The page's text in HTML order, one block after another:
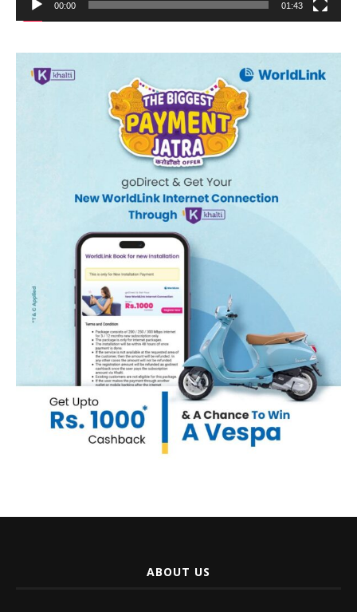
00:00 01:43
ABOUT US